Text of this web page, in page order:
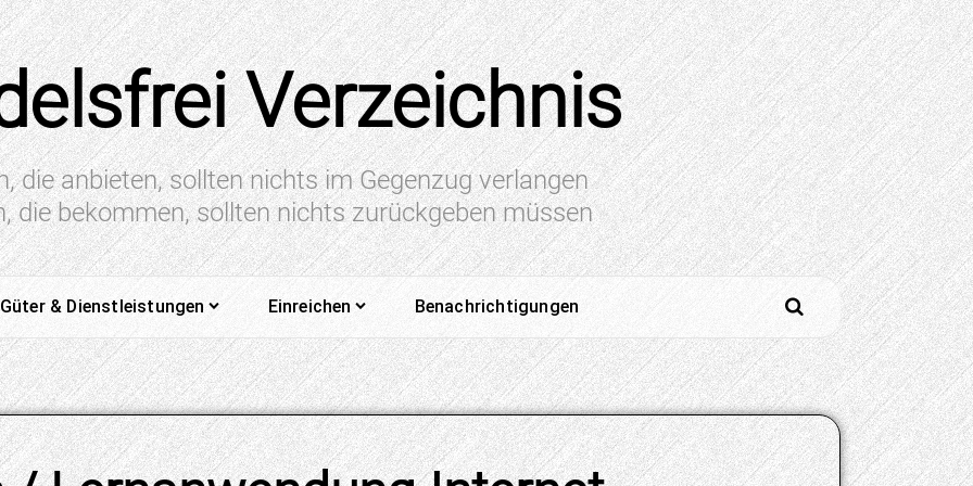
Verzeichnis
die anbieten, sollten nichts im Gegenzug verlangen
die bekommen, sollten nichts zurückgeben müssen
Güter & Dienstleistungen Einreichen Benachrichtigungen